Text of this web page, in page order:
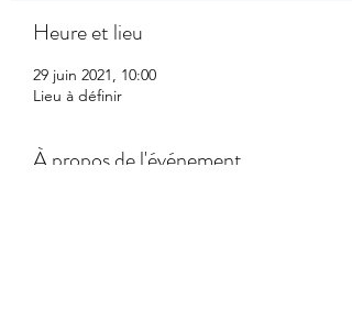
Heure et lieu
29 juin 2021, 10:00
Lieu à définir
À propos de l'événement